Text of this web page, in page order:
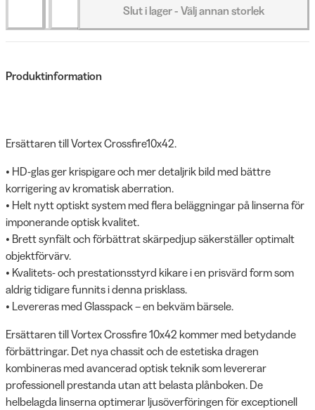
Slut i lager - Välj annan storlek
Produktinformation
Ersättaren till Vortex Crossfire10x42.
• HD-glas ger krispigare och mer detaljrik bild med bättre
korrigering av kromatisk aberration.
• Helt nytt optiskt system med flera beläggningar på linserna för
imponerande optisk kvalitet.
• Brett synfält och förbättrat skärpedjup säkerställer optimalt
objektförvärv.
• Kvalitets- och prestationsstyrd kikare i en prisvärd form som
aldrig tidigare funnits i denna prisklass.
• Levereras med Glasspack – en bekväm bärsele.
Ersättaren till Vortex Crossfire 10x42 kommer med betydande
förbättringar. Det nya chassit och de estetiska dragen
kombineras med avancerad optisk teknik som levererar
professionell prestanda utan att belasta plånboken. De
helbelagda linserna optimerar ljusöverföringen för exceptionell